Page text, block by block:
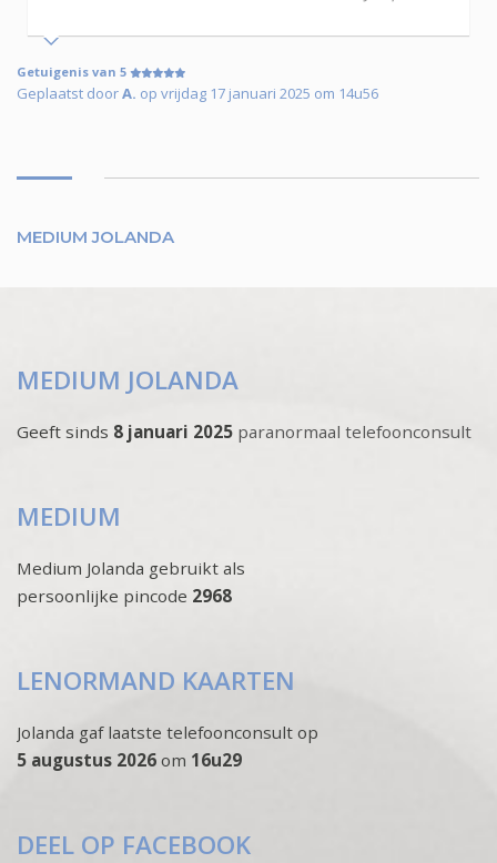
Getuigenis van 5
Geplaatst doorA. op vrijdag 17 januari 2025 om 14u56
MEDIUM JOLANDA
MEDIUM JOLANDA
Geeft sinds 8 januari 2025 paranormaal telefoonconsult
MEDIUM
Medium Jolanda gebruikt als
persoonlijke pincode 2968
LENORMAND KAARTEN
Jolanda gaf laatste telefoonconsult op
5 augustus 2026 om 16u29
DEEL OP FACEBOOK